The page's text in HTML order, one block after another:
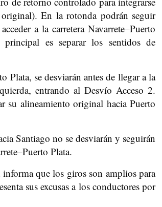
En la rotonda podrán seguir
a la carretera Navarrete–Puerto
es separar los sentidos de
Plata, se desviarán antes de llegar a la
entrando al Desvío Acceso 2.
su alineamiento original hacia Puerto
Santiago no se desviarán y seguirán
Plata.
que los giros son amplios para
sus excusas a los conductores por